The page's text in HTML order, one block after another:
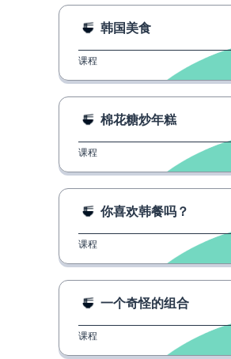
韩国美食
课程
棉花糖炒年糕
课程
你喜欢韩餐吗？
课程
一个奇怪的组合
课程